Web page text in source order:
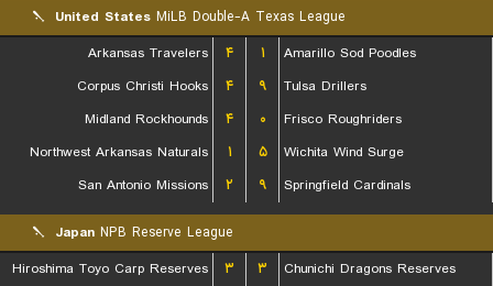
United States MiLB Double-A Texas League
Arkansas Travelers
۴ ۱
Amarillo Sod Poodles
Corpus Christi Hooks
۴ ۹
Tulsa Drillers
Midland Rockhounds
۴ ۰
Frisco Roughriders
Northwest Arkansas Naturals
۱ ۵
Wichita Wind Surge
San Antonio Missions
۲ ۹ Springfield Cardinals
Japan NPB Reserve League
Hiroshima Toyo Carp Reserves
۳ ۳ Chunichi Dragons Reserves